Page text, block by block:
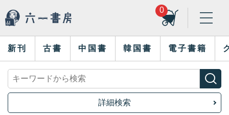
0
新刊 古書 中国書 韓国書 電子書籍
詳細検索